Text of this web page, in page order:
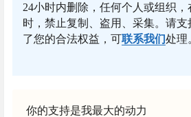
24小时内删除，任何个人或组织
时，禁止复制、盗用、采集。请
了您的合法权益，可联系我们处理
你的支持是我最大的动力